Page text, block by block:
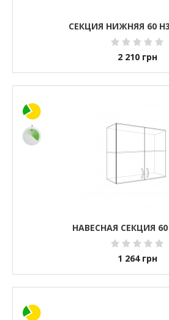
СЕКЦИЯ НИЖНЯЯ 60
2 210 грн
НАВЕСНАЯ СЕКЦИЯ
1 264 грн